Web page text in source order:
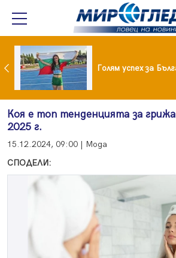
Когато всичко те дразни: тези трикове променят настроението за минути
Коя е топ тенденцията за
2025 г.
15.12.2024, 09:00 | Мода
СПОДЕЛИ: